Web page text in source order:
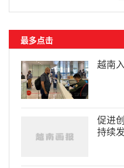
最多点击
越南
促进
持续